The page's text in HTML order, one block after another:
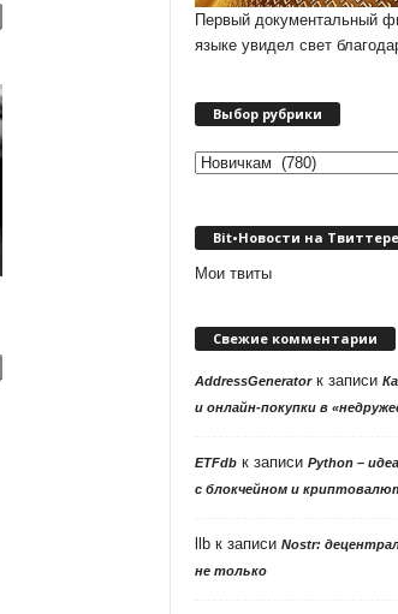
Первый документальный
языке увидел свет
Выбор рубрики
Выбор
Bit•Новости на Твиттере
Мои твиты
Свежие комментарии
AddressGeneratorк записи
и онлайн-покупки в
ETFdb к записиPython –
с блокчейном и
llb к записиNostr:
не только